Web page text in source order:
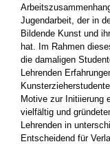
Ju­gendarbeit, der in
Bildende Kunst und
hat. Im Rahmen
die damaligen
Lehrenden
Motive zur Initiierung
vielfältig und
Lehren­den in
Entscheidend für